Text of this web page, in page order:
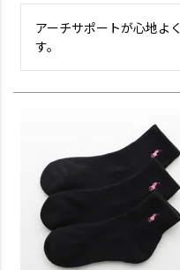
アーチサポートが心地よ
す。